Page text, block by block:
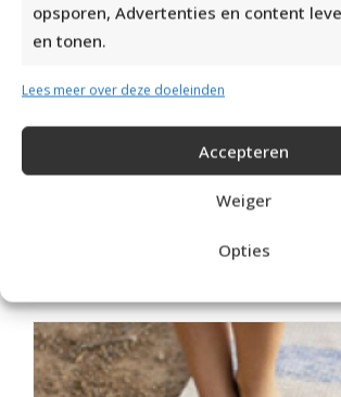
opsporen, Advertenties en content
en tonen.
Lees meer over deze doeleinden
Accepteren
Weiger
Opties